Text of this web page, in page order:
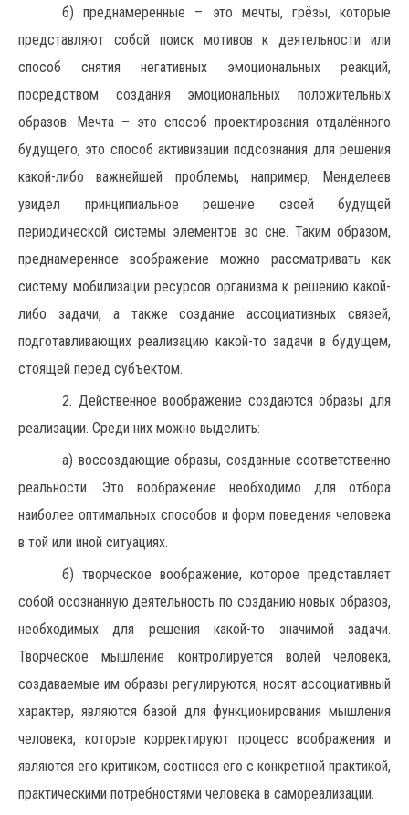
б) преднамеренные – это мечты, грёзы, которые
представляют собой поиск мотивов к деятельности или
способ снятия негативных эмоциональных реакций,
посредством создания эмоциональных положительных
образов. Мечта – это способ проектирования отдалённого
будущего, это способ активизации подсознания для решения
какой-либо важнейшей проблемы, например, Менделеев
увидел принципиальное решение своей будущей
периодической системы элементов во сне. Таким образом,
преднамеренное воображение можно рассматривать как
систему мобилизации ресурсов организма к решению какой-
либо задачи, а также создание ассоциативных связей,
подготавливающих реализацию какой-то задачи в будущем,
стоящей перед субъектом.
2. Действенное воображение создаются образы для
реализации. Среди них можно выделить:
а) воссоздающие образы, созданные соответственно
реальности. Это воображение необходимо для отбора
наиболее оптимальных способов и форм поведения человека
в той или иной ситуациях.
б) творческое воображение, которое представляет
собой осознанную деятельность по созданию новых образов,
необходимых для решения какой-то значимой задачи.
Творческое мышление контролируется волей человека,
создаваемые им образы регулируются, носят ассоциативный
характер, являются базой для функционирования мышления
человека, которые корректируют процесс воображения и
являются его критиком, соотнося его с конкретной практикой,
практическими потребностями человека в самореализации.